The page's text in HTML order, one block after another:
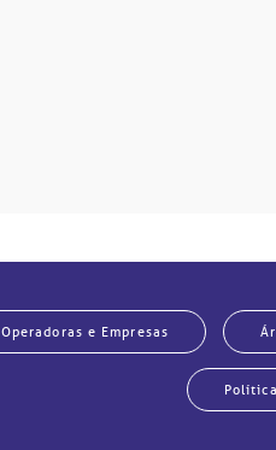
Operadoras e Empresas